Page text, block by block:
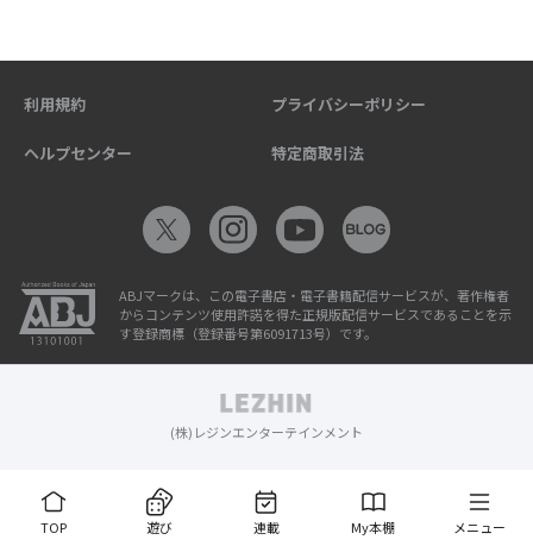
TOP 遊び 連載 My本棚 メニュー
利用規約 プライバシーポリシー
ヘルプセンター 特定商取引法
ABJマークは、この電子書店・電子書籍配信サービスが、著作権者
からコンテンツ使用許諾を得た正規版配信サービスであることを示
す登録商標（登録番号第6091713号）です。
(株)レジンエンターテインメント